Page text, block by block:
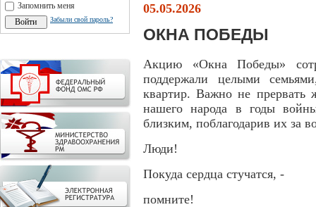
Запомнить меня
Забыли свой пароль?
05.05.2026
ОКНА ПОБЕДЫ
Акцию «Окна Победы»
поддержали целыми
квартир. Важно не прервать
нашего народа в годы
близким, поблагодарив их за
Люди!
Покуда сердца стучатся, -
помните!